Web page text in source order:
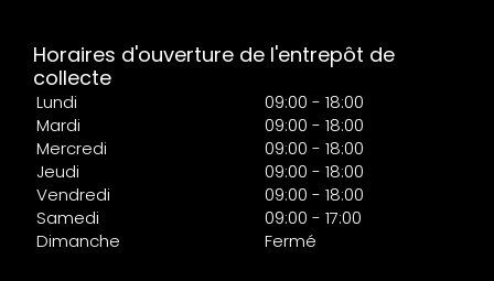
Horaires d'ouverture de l'entrepôt de
collecte
Lundi
09:00 - 18:00
Mardi
09:00 - 18:00
Mercredi
09:00 - 18:00
Jeudi
09:00 - 18:00
Vendredi
09:00 - 18:00
Samedi
09:00 - 17:00
Dimanche
Fermé